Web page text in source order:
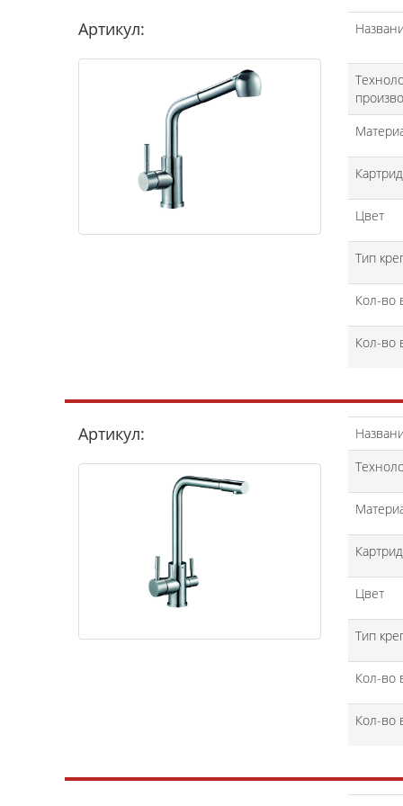
Артикул:
Цвет
Тип
Кол-во
Кол-во
Артикул:
Цвет
Тип
Кол-во
Кол-во